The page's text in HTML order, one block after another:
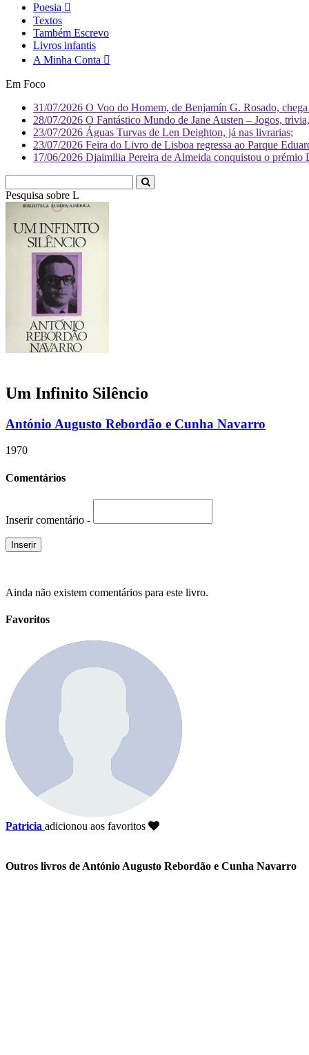
Poesia
Textos
Também Escrevo
Livros infantis
A Minha Conta
Em Foco
31/07/2026 O Voo do Homem, de Benjamín G. Rosado,
28/07/2026 O Fantástico Mundo de Jane Austen – Jogos,
23/07/2026 Águas Turvas de Len Deighton, já nas livrarias;
23/07/2026 Feira do Livro de Lisboa regressa ao Parque
17/06/2026 Djaimilia Pereira de Almeida conquistou o
Pesquisa sobre Literatura
Um Infinito Silêncio
António Augusto Rebordão e Cunha Navarro
1970
Comentários
Inserir comentário -
Ainda não existem comentários para este livro.
Favoritos
Patricia adicionou aos favoritos
Outros livros de António Augusto Rebordão e Cunha Navarro